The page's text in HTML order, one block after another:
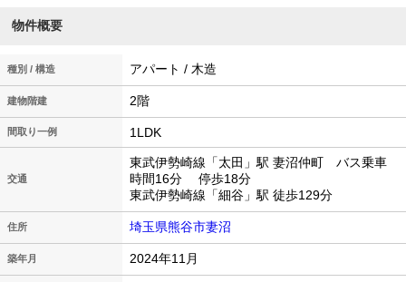
物件概要
種別 / 構造 アパート / 木造
建物階建 2階
間取り一例 1LDK
交通
東武伊勢崎線「太田」駅 妻沼仲町 バス乗車
時間16分 停歩18分
東武伊勢崎線「細谷」駅 徒歩129分
住所 埼玉県熊谷市妻沼
築年月 2024年11月